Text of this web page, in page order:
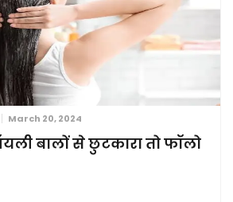
March 20, 2024
बालों से छुटकारा तो फॉलो